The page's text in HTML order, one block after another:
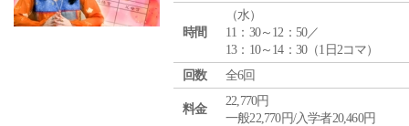
時間
（水）
11：30～12：50／
13：10～14：30（1日2コマ）
回数
全6回
料金
22,770円
一般22,770円/入学者20,460円